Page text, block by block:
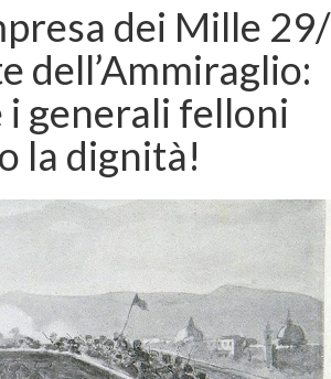
dei Mille 29/
dell’Ammiraglio:
generali felloni
la dignità!